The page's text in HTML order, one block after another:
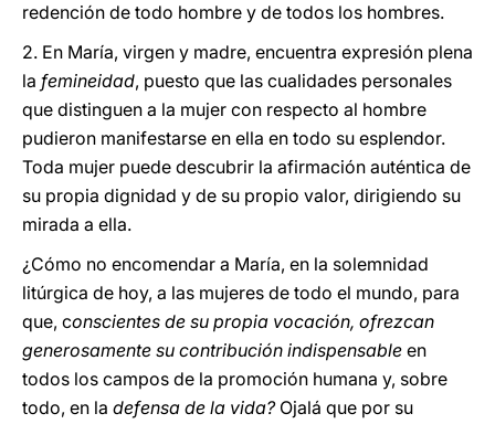
redención de todo hombre y de todos los hombres.
2. En María, virgen y madre, encuentra expresión plena
la femineidad, puesto que las cualidades personales
que distinguen a la mujer con respecto al hombre
pudieron manifestarse en ella en todo su esplendor.
Toda mujer puede descubrir la afirmación auténtica de
su propia dignidad y de su propio valor, dirigiendo su
mirada a ella.
¿Cómo no encomendar a María, en la solemnidad
litúrgica de hoy, a las mujeres de todo el mundo, para
que, conscientes de su propia vocación, ofrezcan
generosamente su contribución indispensable en
todos los campos de la promoción humana y, sobre
todo, en la defensa de la vida?Ojalá que por su